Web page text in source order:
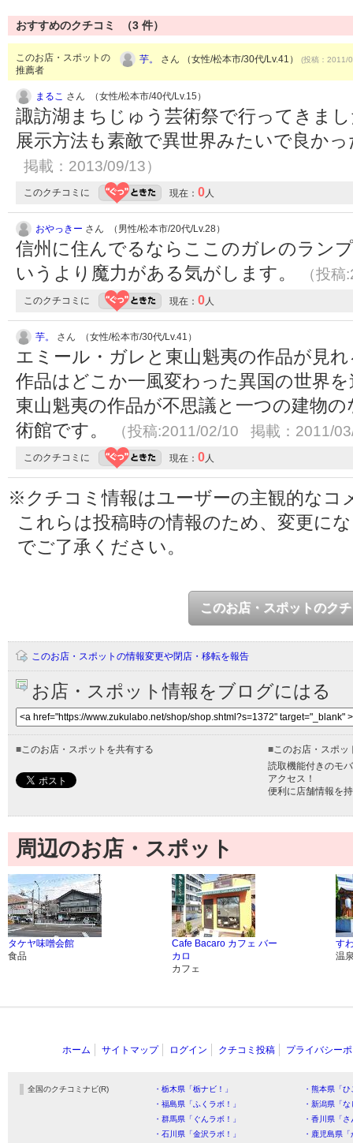
おすすめのクチコミ （3 件）
このお店・スポットの
推薦者
芋。 さん （女性/松本市/30代/Lv.41） (投稿：2011/
まるこ さん （女性/松本市/40代/Lv.15）
諏訪湖まちじゅう芸術祭で行ってきま
展示方法も素敵で異世界みたいで良か
掲載：2013/09/13）
このクチコミに 現在： 0人
おやっきー さん （男性/松本市/20代/Lv.28）
信州に住んでるならここのガレのラン
いうより魔力がある気がします。
（投
このクチコミに 現在： 0人
芋。 さん （女性/松本市/30代/Lv.41）
エミール・ガレと東山魁夷の作品が見
作品はどこか一風変わった異国の世界
東山魁夷の作品が不思議と一つの建物
術館です。
（投稿:2011/02/10 掲載：2011/
このクチコミに 現在： 0人
※クチコミ情報はユーザーの主観的なコ
これらは投稿時の情報のため、変更に
でご了承ください。
このお店・スポットのク
このお店・スポットの情報変更や閉店・移転を報告
お店・スポット情報をブログにはる
■このお店・スポットを共有する ■このお店・スポッ
読取機能付きのモ
アクセス！
便利に店舗情報を
周辺のお店・スポット
タケヤ味噌会館
食品
Cafe Bacaro カフェ バー
カロ
カフェ
す
温
ホーム サイトマップ ログイン クチコミ投稿 プライバシー
全国のクチコミナビ(R) ・栃木県「栃ナビ！」
・熊本県「
・福島県「ふくラボ！」
・新潟県「
・群馬県「ぐんラボ！」
・香川県「
・石川県「金沢ラボ！」
・鹿児島県